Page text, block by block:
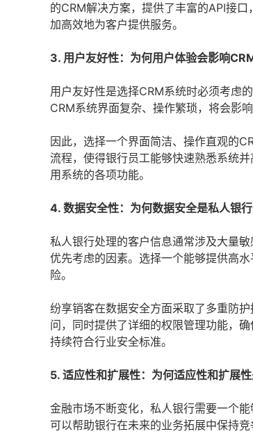
的CRM解决方案，提供了丰富的API接
加高效地为客户提供服务。
3. 用户友好性：为何用户体验会影响
用户友好性是选择CRM系统时必须考虑
CRM系统界面复杂、操作繁琐，将会影
因此，选择一个界面简洁、操作直观的
流程，使得银行员工能够快速熟悉系统
用系统的各项功能。
4. 数据安全性：为何数据安全是私人银
私人银行处理的客户信息通常涉及大量
优先考虑的因素。选择一个能够提供高
险。
纷享销客在数据安全方面采取了多重防
问，同时提供了详细的权限管理功能，
持续符合行业安全标准。
5. 适应性和扩展性：为何适应性和扩展
金融市场不断变化，私人银行需要一个
可以帮助银行在未来的业务拓展中保持竞